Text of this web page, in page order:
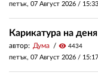
петък, 07 Август 2026 / 15:33
Карикатура на
автор: Дума visibility 4434
петък, 07 Август 2026 / 15:17